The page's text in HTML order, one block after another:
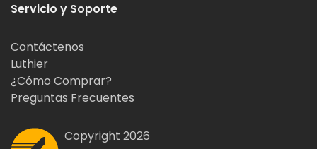
Servicio y Soporte
Contáctenos
Luthier
¿Cómo Comprar?
Preguntas Frecuentes
Copyright 2026